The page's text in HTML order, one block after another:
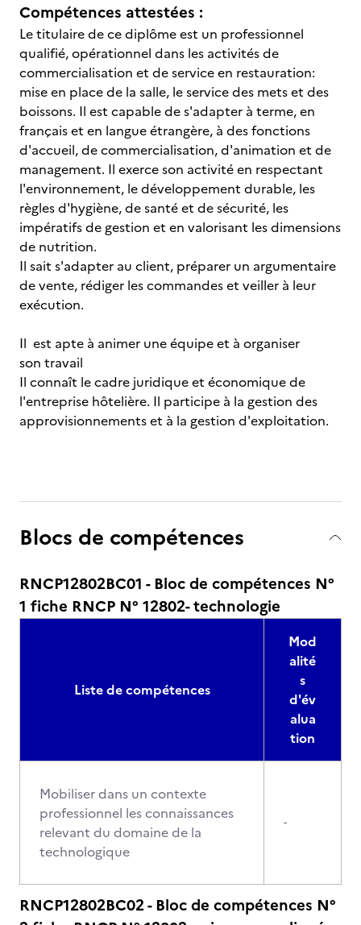
Compétences attestées :
Le titulaire de ce diplôme est un professionnel
qualifié, opérationnel dans les activités de
commercialisation et de service en restauration:
mise en place de la salle, le service des mets et des
boissons. Il est capable de s'adapter à terme, en
français et en langue étrangère, à des fonctions
d'accueil, de commercialisation, d'animation et de
management. Il exerce son activité en respectant
l'environnement, le développement durable, les
règles d'hygiène, de santé et de sécurité, les
impératifs de gestion et en valorisant les dimensions
de nutrition.
Il sait s'adapter au client, préparer un argumentaire
de vente, rédiger les commandes et veiller à leur
exécution.
Il est apte à animer une équipe et à organiser
son travail
Il connaît le cadre juridique et économique de
l'entreprise hôtelière. Il participe à la gestion des
approvisionnements et à la gestion d'exploitation.
Blocs de compétences
RNCP12802BC01 - Bloc de compétences N°
1 fiche RNCP N° 12802- technologie
Liste de compétences
Mod
alité
s
d'év
alua
tion
Mobiliser dans un contexte
professionnel les connaissances
relevant du domaine de la
technologique
-
RNCP12802BC02 - Bloc de compétences N°